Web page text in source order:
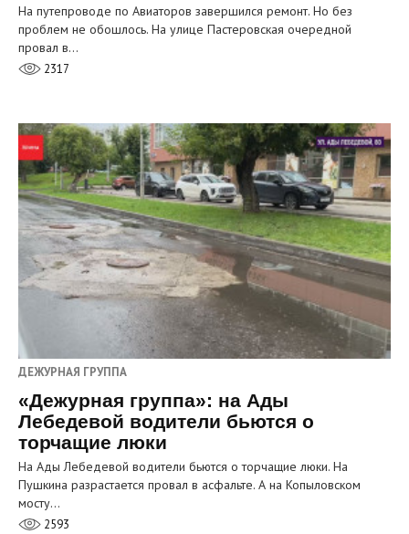
На путепроводе по Авиаторов завершился ремонт. Но без
проблем не обошлось. На улице Пастеровская очередной
провал в…
2317
ДЕЖУРНАЯ ГРУППА
«Дежурная группа»: на Ады
Лебедевой водители бьются о
торчащие люки
На Ады Лебедевой водители бьются о торчащие люки. На
Пушкина разрастается провал в асфальте. А на Копыловском
мосту…
2593